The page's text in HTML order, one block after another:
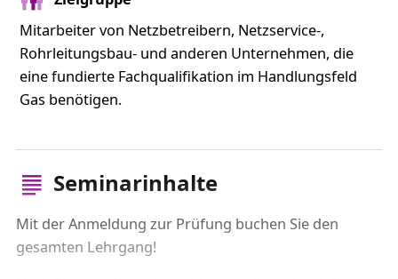
Mitarbeiter von Netzbetreibern, Netzservice-,
Rohrleitungsbau- und anderen Unternehmen, die
eine fundierte Fachqualifikation im Handlungsfeld
Gas benötigen.
Seminarinhalte
Mit der Anmeldung zur Prüfung buchen Sie den
gesamten Lehrgang!